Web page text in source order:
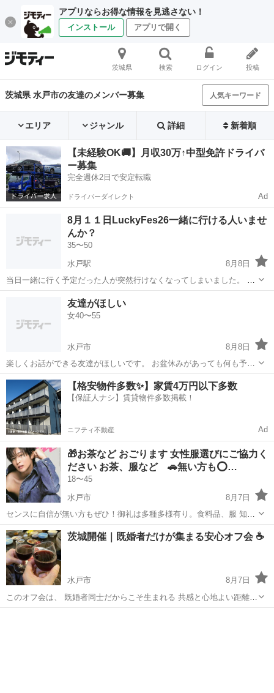
アプリならお得な情報を見逃さない！
インストール アプリで開く
茨城県 検索 ログイン 投稿
茨城県 水戸市の友達のメンバー募集 人気キーワード
エリア ジャンル 詳細 新着順
【未経験OK🚚】月収30万↑中型免許ドライバ
ー募集
完全週休2日で安定転職
ドライバーダイレクト Ad
8月１１日LuckyFes26一緒に行ける人いませ
んか？
35〜50
水戸駅
8月8日
当日一緒に行く予定だった人が突然行けなくなってしまいました。 ラ
キフェスに 一緒に行ける人いませんか？ 出来れば同世代だと嬉しいで
水戸駅
友達がほしい
女40〜55
水戸市
8月8日
楽しくお話ができる友達がほしいです。 お盆休みがあっても何も予定
がなく孤独です。 同じような方いるかな。
茨城 水戸市 その他
【格安物件多数✨】家賃4万円以下多数
【保証人ナシ】賃貸物件多数掲載！
ニフティ不動産 Ad
🎁お茶など おごります 女性服選びにご協力く
ださい お茶、服など 🚗無い方も⭕…
18〜45
水戸市
8月7日
センスに自信が無い方もぜひ！御礼は多種多様有り。食料品、服 知り
合いが普段の服選びがワンパターンになってしまい、最近では服を選
ぶこと自体が億劫になってしまっています。 日常を少しでも楽しく、
新鮮な気持ちに切り替え...
茨城 水戸市 その他 お茶
茨城開催｜既婚者だけが集まる安心オフ会 ☕️
水戸市
8月7日
このオフ会は、 既婚者同士だからこそ生まれる 共感と心地よい距離感
を大切にしています。 家庭や仕事の話を、 無理に取り繕わず話せる相